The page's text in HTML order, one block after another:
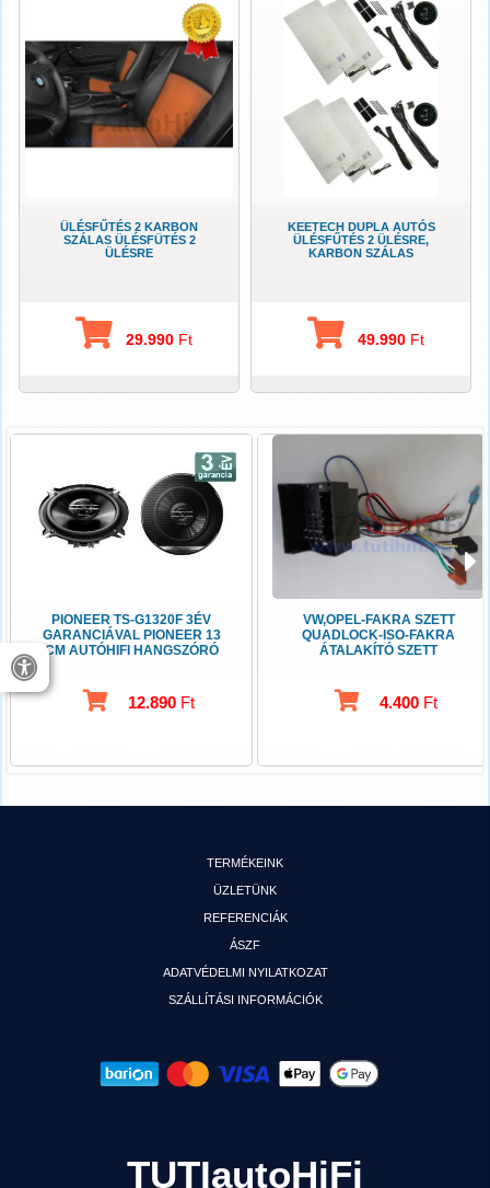
ÜLÉSFŰTÉS 2 KARBON
SZÁLAS ÜLÉSFÜTÉS 2
ÜLÉSRE
29.990 Ft
KEETECH DUPLA AUTÓS
ÜLÉSFŰTÉS 2 ÜLÉSRE,
KARBON SZÁLAS
49.990 Ft
PIONEER TS-G1320F 3ÉV
GARANCIÁVAL PIONEER 13
CM AUTÓHIFI HANGSZÓRÓ
12.890 Ft
VW,OPEL-FAKRA SZETT
QUADLOCK-ISO-FAKRA
ÁTALAKÍTÓ SZETT
4.400 Ft
TERMÉKEINK
ÜZLETÜNK
REFERENCIÁK
ÁSZF
ADATVÉDELMI NYILATKOZAT
SZÁLLÍTÁSI INFORMÁCIÓK
TUTIautoHiFi